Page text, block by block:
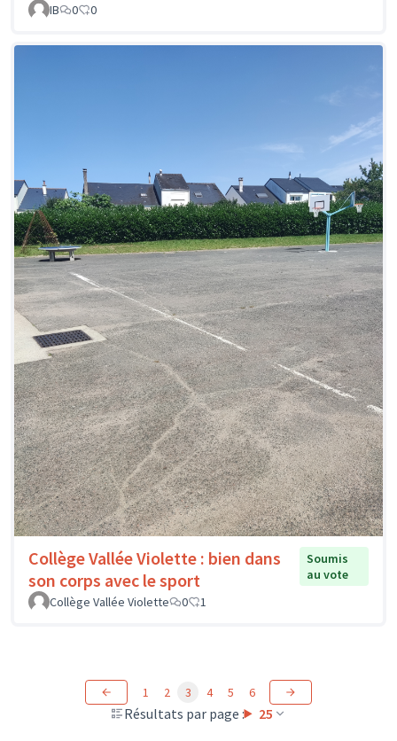
IB
0 0
Collège Vallée Violette : bien dans
son corps avec le sport
Soumis
au vote
Collège Vallée Violette
0 1
Résultats par page : 25
1 2 3 4 5 6